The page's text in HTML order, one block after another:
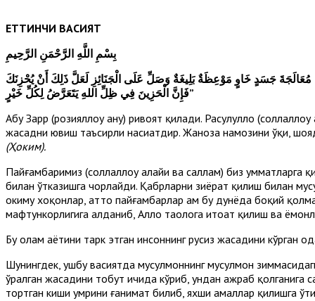
ЕТТИНЧИ ВАСИЯТ
بِسْمِ اللَّهِ الرَّحْمَنِ الرَّحِيمِ
مُعَالَجَةَ جَسَدٍ خَاوٍ مَوْعِظَةٌ بَلِيغَةٌ وَصَلِّ عَلَى الْجَنَائِزِ لَعَلَّ ذَلِكَ أَنْ يُحْزِنَكَ
فَإِنَّ الْحَزِينَ فِي ظِلِّ اللهِ يَتَعَرَّضُ لِكُلِّ خَيْرٍ
”
Абу Зарр (розияллоҳу анҳу) ривоят қилади. Расулуллоҳ
жасадни ювиш таъсирли насиҳатдир. Жаноза намозини ўқи,
(Ҳоким).
Пайғамбаримиз (соллаллоҳу алайҳи ва саллам) биз умматларга
билан ўтказишга чорлайди. Қабрларни зиёрат қилиш билан
ҳокиму хоқонлар, ҳатто пайғамбарлар ҳам бу дунёда боқий
мафтункорлигига алданиб, Аллоҳ таолога итоат қилиш ва
Бу олам ҳаётини тарк этган инсоннинг руҳсиз жасадини
Шунингдек, ушбу васиятда мусулмоннинг мусулмон
ўралган жасадини тобут ичида кўриб, ундан ажраб қолганига
тортган киши умрини ғанимат билиб, яхши амаллар қилишга